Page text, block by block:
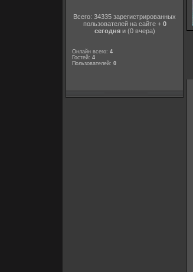
Всего: 34335 зарегистрированных
пользователей на сайте + 0
сегодняи (0 вчера)
Онлайн всего: 4
Гостей: 4
Пользователей: 0